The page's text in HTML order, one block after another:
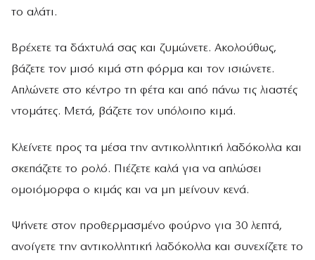
το αλάτι.
Βρέχετε τα δάχτυλά σας και ζυμώνετε. Ακολούθως,
βάζετε τον μισό κιμά στη φόρμα και τον ισιώνετε.
Απλώνετε στο κέντρο τη φέτα και από πάνω τις λιαστές
ντομάτες. Μετά, βάζετε τον υπόλοιπο κιμά.
Κλείνετε προς τα μέσα την αντικολλητική λαδόκολλα και
σκεπάζετε το ρολό. Πιέζετε καλά για να απλώσει
ομοιόμορφα ο κιμάς και να μη μείνουν κενά.
Ψήνετε στον προθερμασμένο φούρνο για 30 λεπτά,
ανοίγετε την αντικολλητική λαδόκολλα και συνεχίζετε το